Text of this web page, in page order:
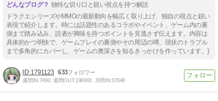
独特な切り口と鋭い視点を持つ解説
ドラクエシリーズやMMOの最新動向を幅広く取り上げ、独自の視点と鋭い
表現で紹介します。時には話題性のあるコラボやイベント、ゲーム内の裏
側まで踏み込み、読者が興味を持つポイントを見逃さず伝えます。内容は
具体的かつ明快で、ゲームプレイの裏側やその周辺の噂、現状のトラブル
まで多角的にカバーし、ゲームの奥深さを知るきっかけを作っています。}
1791123 633
週間IN:7490 週間OUT:196900 月間IN:37040